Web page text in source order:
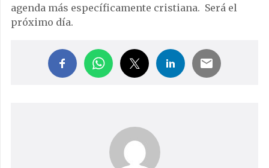
agenda más específicamente cristiana. Será el
próximo día.